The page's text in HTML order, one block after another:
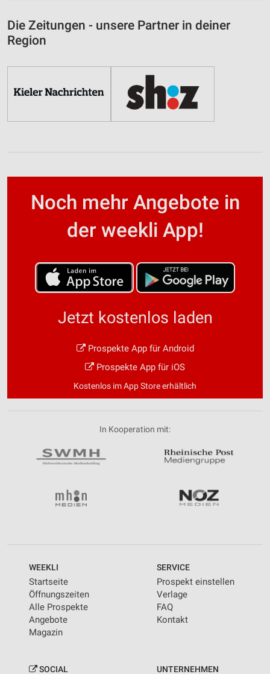
Die Zeitungen - unsere Partner in deiner
Region
Noch mehr Angebote in
der weekli App!
Jetzt kostenlos laden
Prospekte App für Android
Prospekte App für iOS
Kostenlos im App Store erhältlich
In Kooperation mit:
WEEKLI
Startseite
Öffnungszeiten
Alle Prospekte
Angebote
Magazin
SERVICE
Prospekt einstellen
Verlage
FAQ
Kontakt
SOCIAL UNTERNEHMEN